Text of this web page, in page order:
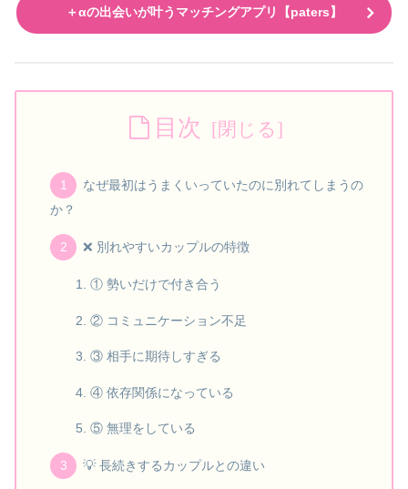
＋αの出会いが叶うマッチングアプリ【paters】
目次
なぜ最初はうまくいっていたのに別れてしまうの
か？
❌ 別れやすいカップルの特徴
① 勢いだけで付き合う
② コミュニケーション不足
③ 相手に期待しすぎる
④ 依存関係になっている
⑤ 無理をしている
💡 長続きするカップルとの違い